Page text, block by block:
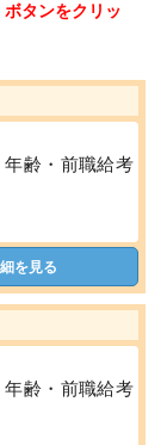
タンをクリッ
齢・前職給考
を見る
齢・前職給考